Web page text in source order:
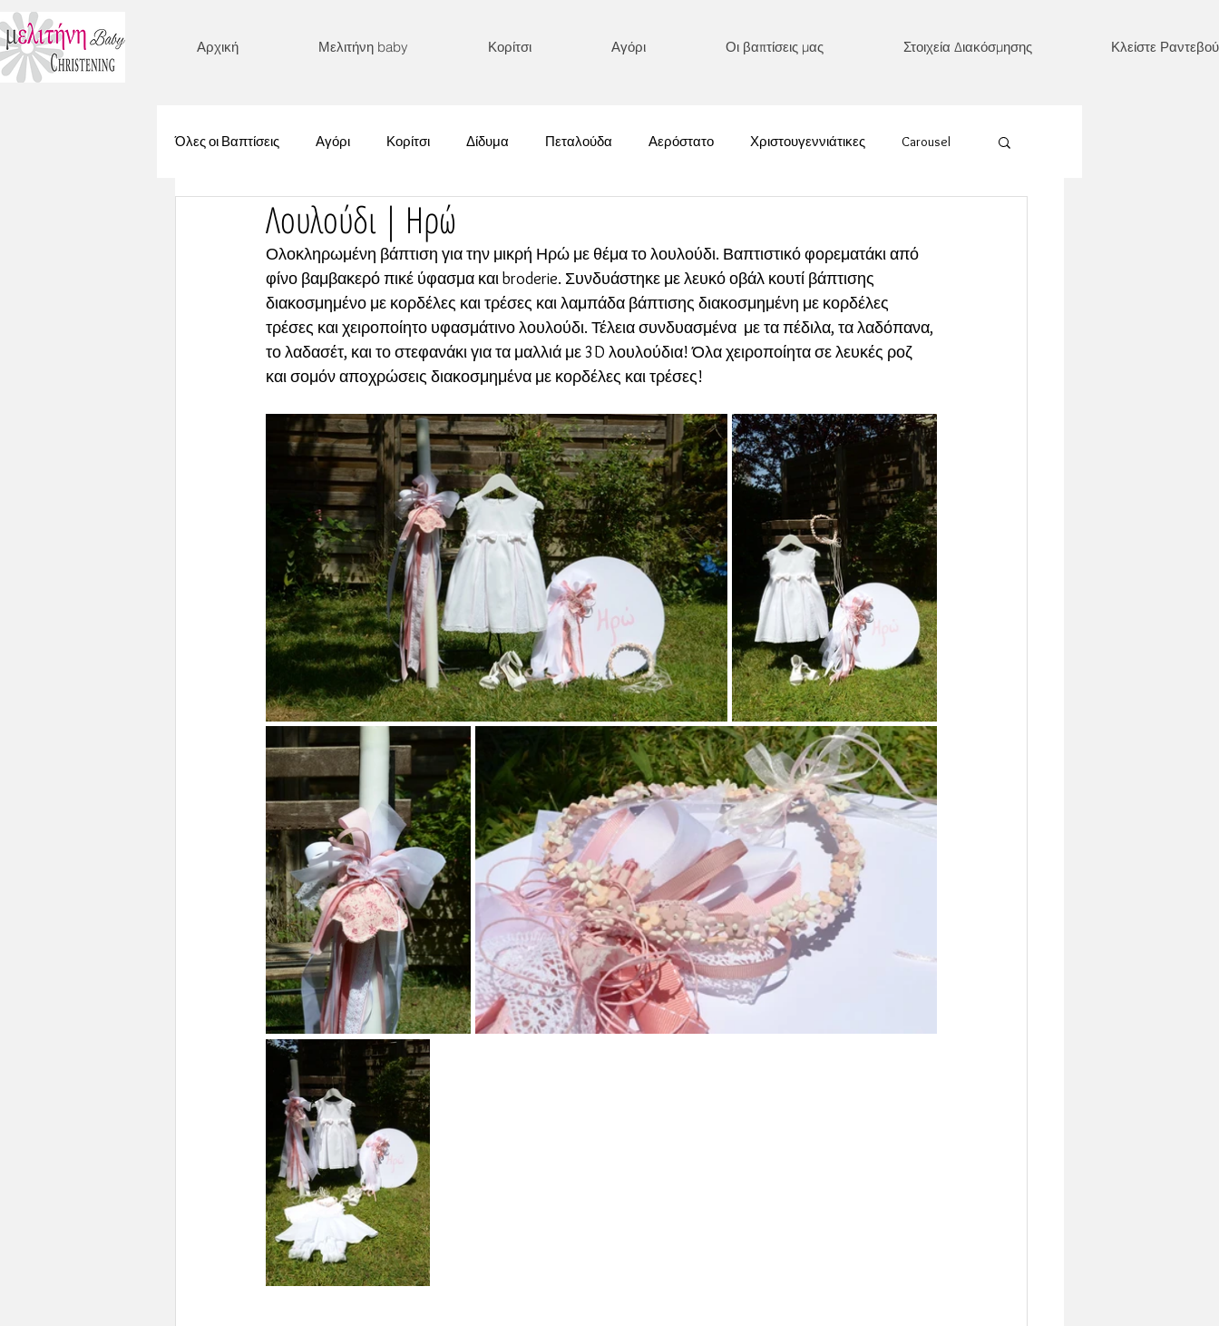
Αρχική Μελιτήνη baby Κορίτσι Αγόρι Οι βαπτίσεις μας Στοιχεία Διακόσμησης Κλείστε Ραντεβού
Όλες οι Βαπτίσεις Αγόρι Κορίτσι Δίδυμα Πεταλούδα Αερόστατο Χριστουγεννιάτικες Carousel
Λουλούδια Χειμωνιάτικες
Μονόγραμμα Αυτοκίνητο/ Αεροπλάνο Ονειροπαγίδα Διάφορα Αστέρι/ Ήλιος/ Φεγγάρι
Στεφανάκι Ζωάκια Μικρός Πρίγκιπας Καλοκαιρινές Πριγκιπικές Επιλογές Καρδιά
Boho /Αποξηραμένα Ελεφαντάκι Ζωάκια δάσους Ζωάκια ζούγκλας - σαφάρι
Λουλούδι | Ηρώ
Ολοκληρωμένη βάπτιση για την μικρή Ηρώ με θέμα το λουλούδι. Βαπτιστικό φορεματάκι από
φίνο βαμβακερό πικέ ύφασμα και broderie. Συνδυάστηκε με λευκό οβάλ κουτί βάπτισης
διακοσμημένο με κορδέλες και τρέσες και λαμπάδα βάπτισης διακοσμημένη με κορδέλες
τρέσες και χειροποίητο υφασμάτινο λουλούδι. Τέλεια συνδυασμένα  με τα πέδιλα, τα λαδόπανα,
το λαδασέτ, και το στεφανάκι για τα μαλλιά με 3D λουλούδια! Όλα χειροποίητα σε λευκές ροζ
και σομόν αποχρώσεις διακοσμημένα με κορδέλες και τρέσες!